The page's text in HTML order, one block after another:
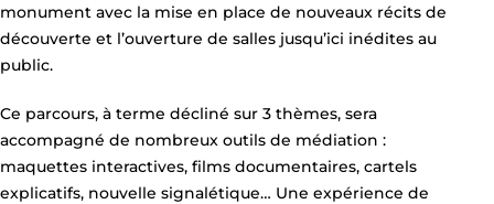
monument avec la mise en place de nouveaux récits de
découverte et l’ouverture de salles jusqu’ici inédites au
public.
Ce parcours, à terme décliné sur 3 thèmes, sera
accompagné de nombreux outils de médiation :
maquettes interactives, films documentaires, cartels
explicatifs, nouvelle signalétique… Une expérience de